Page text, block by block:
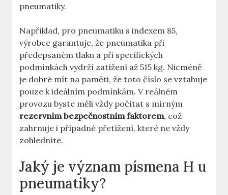
pneumatiky.
Například, pro pneumatiku s indexem 85,
výrobce garantuje, že pneumatika při
předepsaném tlaku a při specifických
podmínkách vydrží zatížení až 515 kg. Nicméně
je dobré mít na paměti, že toto číslo se vztahuje
pouze k ideálním podmínkám. V reálném
provozu byste měli vždy počítat s mírným
rezervním bezpečnostním faktorem, což
zahrnuje i případné přetížení, které ne vždy
zohledníte.
Jaký je význam písmena H u
pneumatiky?